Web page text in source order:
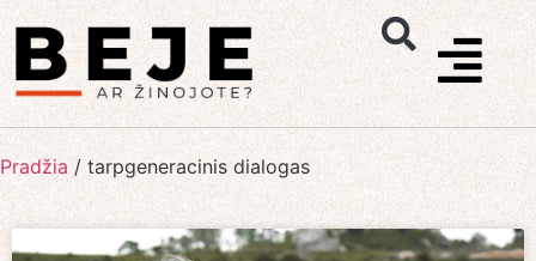
Pradžia / tarpgeneracinis dialogas